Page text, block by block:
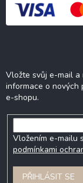
Vložte svůj e-mail a
informace o nových
e-shopu.
Vložením e-mailu
podmínkami
PŘIHLÁSIT SE